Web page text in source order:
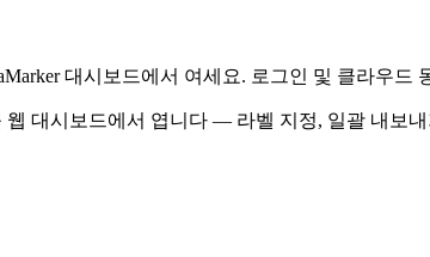
대시보드에서 여세요. 로그인 및 클라우드
대시보드에서 엽니다 — 라벨 지정, 일괄 내보